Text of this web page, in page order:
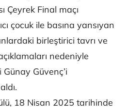
Çeyrek Final maçı
çocuk ile basına yansıyan
birleştirici tavrı ve
nedeniyle
Güvenç’i
18 Nisan 2025 tarihinde